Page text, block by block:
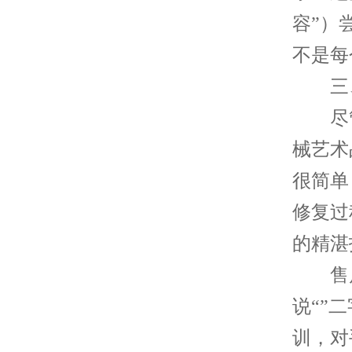
容”）
不是
三、
尽管
械艺
很简
修复
的精
售后
说“”
训，